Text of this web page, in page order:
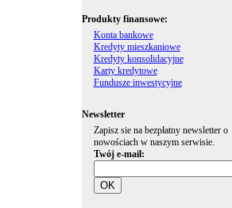
Produkty finansowe:
Konta bankowe
Kredyty mieszkaniowe
Kredyty konsolidacyjne
Karty kredytowe
Fundusze inwestycyjne
Newsletter
Zapisz sie na bezpłatny newsletter o
nowościach w naszym serwisie.
Twój e-mail: